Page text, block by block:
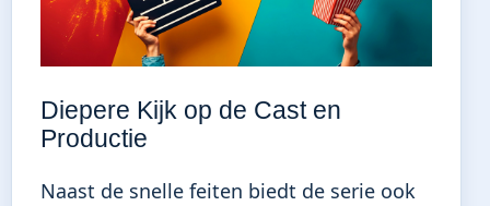
Diepere Kijk op de Cast en
Productie
Naast de snelle feiten biedt de serie ook